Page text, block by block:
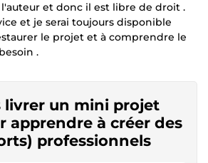
et donc il est libre de droit .
et je serai toujours disponible
le projet et à comprendre le
.
livrer un mini projet
apprendre à créer des
professionnels